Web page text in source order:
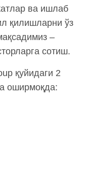
ва ишлаб
қилишларни ўз
–
сотиш.
қуйидаги 2
оширмоқда: